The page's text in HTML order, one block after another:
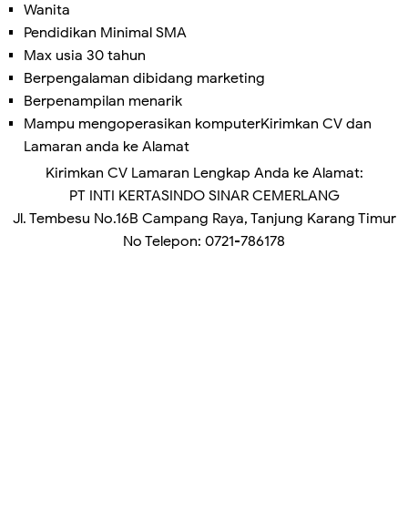
Wanita
Pendidikan Minimal SMA
Max usia 30 tahun
Berpengalaman dibidang marketing
Berpenampilan menarik
Mampu mengoperasikan komputerKirimkan CV dan
Lamaran anda ke Alamat
Kirimkan CV Lamaran Lengkap Anda ke Alamat:
PT INTI KERTASINDO SINAR CEMERLANG
Jl. Tembesu No.16B Campang Raya, Tanjung Karang Timur
No Telepon: 0721-786178